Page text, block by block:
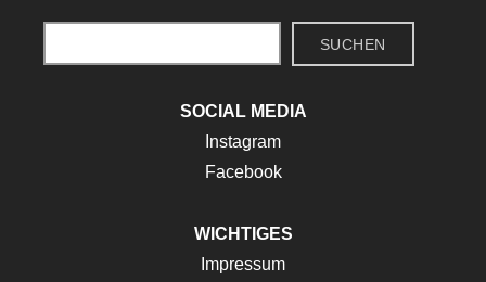
SUCHEN
SOCIAL MEDIA
Instagram
Facebook
WICHTIGES
Impressum